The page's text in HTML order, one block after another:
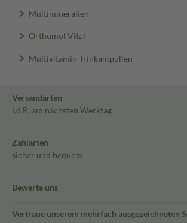
Multimineralien
Orthomol Vital
Multivitamin Trinkampullen
Versandarten
i.d.R. am nächsten Werktag
Zahlarten
sicher und bequem
Bewerte uns
Vertraue unserem mehrfach ausgezeichneten